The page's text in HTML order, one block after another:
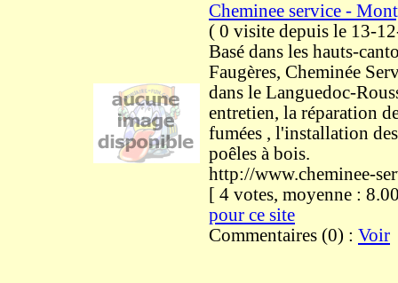
Cheminee service -
( 0 visite depuis le 13-
Basé dans les hauts-
Faugères, Cheminée
dans le Languedoc-
entretien, la réparation
fumées , l'installation
poêles à bois.
http://www.cheminee-
[ 4 votes, moyenne :
pour ce site
Commentaires (0) : Voir